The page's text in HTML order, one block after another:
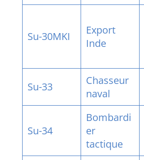
Su-30MKI
Export
Inde
Su-33
Chasseur
naval
Su-34
Bombardi
er
tactique